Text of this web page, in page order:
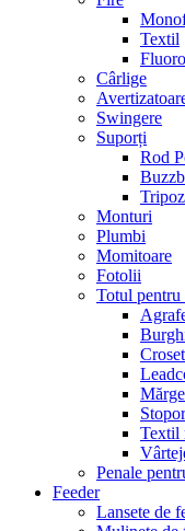
Textil
Cârlige
Swingere
Suporți
Rod
Monturi
Plumbi
Momitoare
Fotolii
Totul pentru
Textil
Penale
Feeder
Lansete de